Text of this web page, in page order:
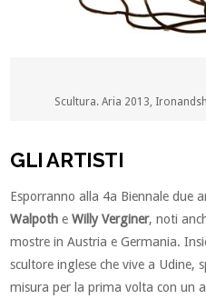
Scultura. Aria 2013,
GLI ARTISTI
Esporranno alla 4a Biennale due
Walpoth eWilly Verginer, noti
mostre in Austria e Germania.
scultore inglese che vive a Udine,
misura per la prima volta con un